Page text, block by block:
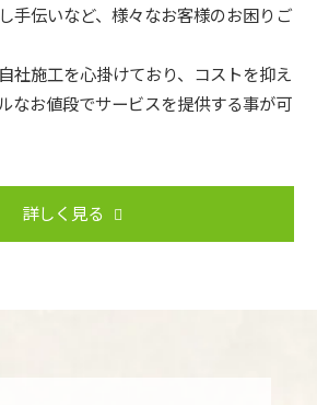
手伝いなど、様々なお客様のお困りご
社施工を心掛けており、コストを抑え
なお値段でサービスを提供する事が可
詳しく見る